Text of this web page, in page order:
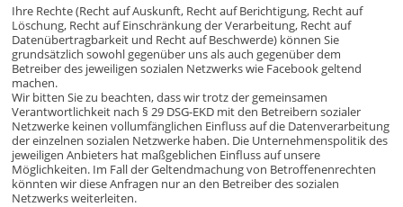
Ihre Rechte (Recht auf Auskunft, Recht auf Berichtigung, Recht auf
Löschung, Recht auf Einschränkung der Verarbeitung, Recht auf
Datenübertragbarkeit und Recht auf Beschwerde) können Sie
grundsätzlich sowohl gegenüber uns als auch gegenüber dem
Betreiber des jeweiligen sozialen Netzwerks wie Facebook geltend
machen.
Wir bitten Sie zu beachten, dass wir trotz der gemeinsamen
Verantwortlichkeit nach § 29 DSG-EKD mit den Betreibern sozialer
Netzwerke keinen vollumfänglichen Einfluss auf die Datenverarbeitung
der einzelnen sozialen Netzwerke haben. Die Unternehmenspolitik des
jeweiligen Anbieters hat maßgeblichen Einfluss auf unsere
Möglichkeiten. Im Fall der Geltendmachung von Betroffenenrechten
könnten wir diese Anfragen nur an den Betreiber des sozialen
Netzwerks weiterleiten.